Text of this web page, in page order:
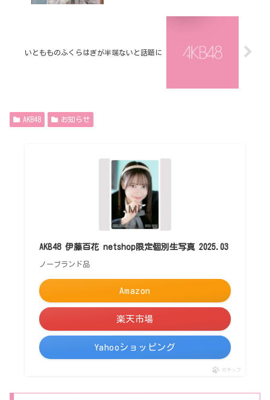
いともものふくらはぎが半端ないと話題に
AKB48 お知らせ
AKB48 伊藤百花 netshop限定個別生写真 2025.03
ノーブランド品
Amazon
楽天市場
Yahooショッピング
ポチップ